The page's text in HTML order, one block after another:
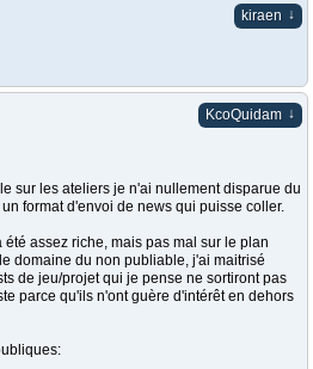
kiraen ↓
KcoQuidam ↓
sur les ateliers je n'ai nullement disparue du
format d'envoi de news qui puisse coller.
assez riche, mais pas mal sur le plan
domaine du non publiable, j'ai maitrisé
de jeu/projet qui je pense ne sortiront pas
parce qu'ils n'ont guère d'intérêt en dehors